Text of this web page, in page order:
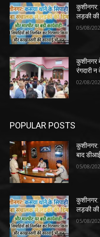
कुशीनगर:
लड़की की
05/08/
कुशीनगर
रंगदारी
02/08/
POPULAR POSTS
कुशीनगर:
बाद
05/08/
कुशीनगर:
लड़की की
05/08/